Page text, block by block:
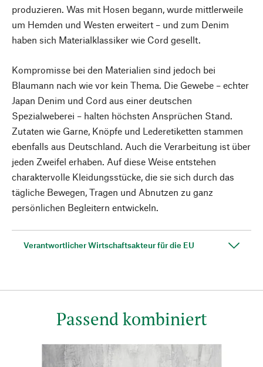
produzieren. Was mit Hosen begann, wurde mittlerweile
um Hemden und Westen erweitert – und zum Denim
haben sich Materialklassiker wie Cord gesellt.
Kompromisse bei den Materialien sind jedoch bei
Blaumann nach wie vor kein Thema. Die Gewebe – echter
Japan Denim und Cord aus einer deutschen
Spezialweberei – halten höchsten Ansprüchen Stand.
Zutaten wie Garne, Knöpfe und Lederetiketten stammen
ebenfalls aus Deutschland. Auch die Verarbeitung ist über
jeden Zweifel erhaben. Auf diese Weise entstehen
charaktervolle Kleidungsstücke, die sie sich durch das
tägliche Bewegen, Tragen und Abnutzen zu ganz
persönlichen Begleitern entwickeln.
Verantwortlicher Wirtschaftsakteur für die EU
Passend kombiniert